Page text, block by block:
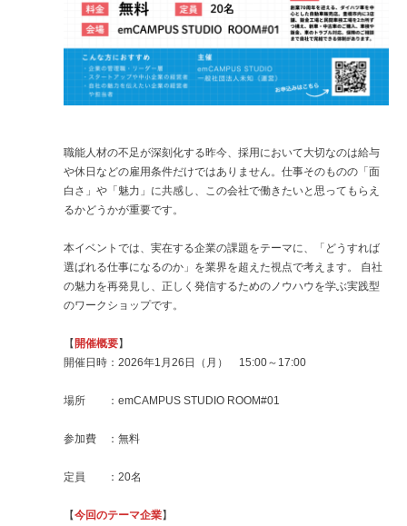
職能人材の不足が深刻化する昨今、採用において大切なのは給与
や休日などの雇用条件だけではありません。仕事そのものの「面
白さ」や「魅力」に共感し、この会社で働きたいと思ってもらえ
るかどうかが重要です。
本イベントでは、実在する企業の課題をテーマに、「どうすれば
選ばれる仕事になるのか」を業界を超えた視点で考えます。 自社
の魅力を再発見し、正しく発信するためのノウハウを学ぶ実践型
のワークショップです。
【 開催概要】
開催日時：2026年1月26日（月） 15:00～17:00
場所 ：emCAMPUS STUDIO ROOM#01
参加費 ：無料
定員 ：20名
【今回のテーマ企業】